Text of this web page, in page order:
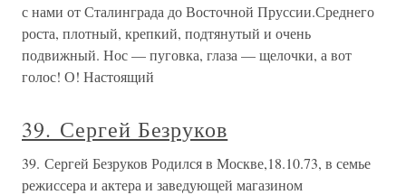
с нами от Сталинграда до Восточной Пруссии.Среднего
роста, плотный, крепкий, подтянутый и очень
подвижный. Нос — пуговка, глаза — щелочки, а вот
голос! О! Настоящий
39. Сергей Безруков
39. Сергей Безруков Родился в Москве,18.10.73, в семье
режиссера и актера и заведующей магазином